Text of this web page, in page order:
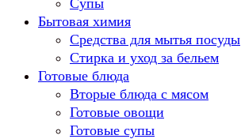
Супы
Бытовая химия
Средства для мытья посуды
Стирка и уход за бельем
Готовые блюда
Вторые блюда с мясом
Готовые овощи
Готовые супы